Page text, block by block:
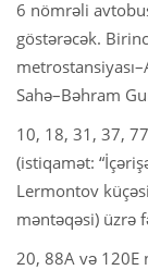
6 nömrəli
göstərəcək.
Sahə–Bəhram
10, 18, 31, 37,
(istiqamət:
Lermontov
məntəqəsi) üzrə
20, 88A və 120E